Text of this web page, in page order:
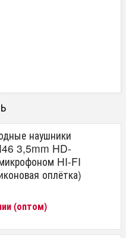
наушники
3,5mm HD-
HI-FI
оплётка)
(оптом)